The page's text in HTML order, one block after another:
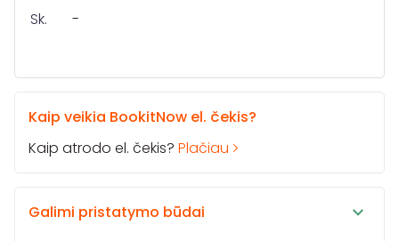
Sk.
-
Kaip veikia BookitNow el. čekis?
Kaip atrodo el. čekis? Plačiau
Galimi pristatymo būdai